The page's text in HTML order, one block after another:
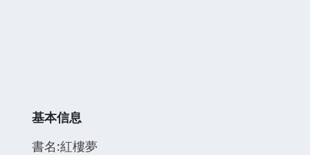
基本信息
書名:紅樓夢